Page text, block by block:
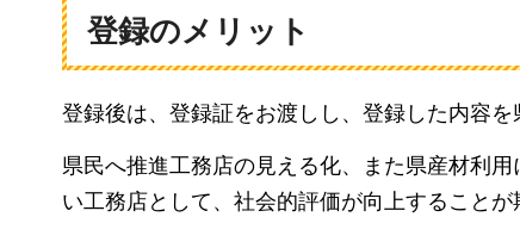
登録のメリット
登録後は、登録証をお渡しし、登録した内容を
県民へ推進工務店の見える化、また県産材利
い工務店として、社会的評価が向上することが